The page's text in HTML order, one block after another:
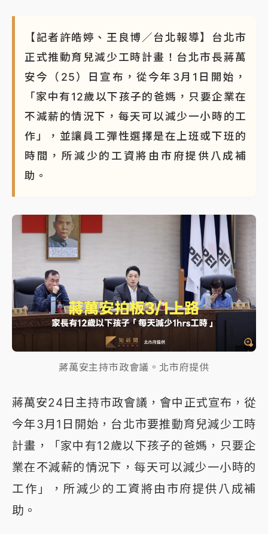
【記者許皓婷、王良博／台北報導】台北市
正式推動育兒減少工時計畫！台北市長蔣萬
安今（25）日宣布，從今年3月1日開始，
「家中有12歲以下孩子的爸媽，只要企業在
不減薪的情況下，每天可以減少一小時的工
作」，並讓員工彈性選擇是在上班或下班的
時間，所減少的工資將由市府提供八成補
助。
蔣萬安主持市政會議。北市府提供
蔣萬安24日主持市政會議，會中正式宣布，從
今年3月1日開始，台北市要推動育兒減少工時
計畫，「家中有12歲以下孩子的爸媽，只要企
業在不減薪的情況下，每天可以減少一小時的
工作」，所減少的工資將由市府提供八成補
助。